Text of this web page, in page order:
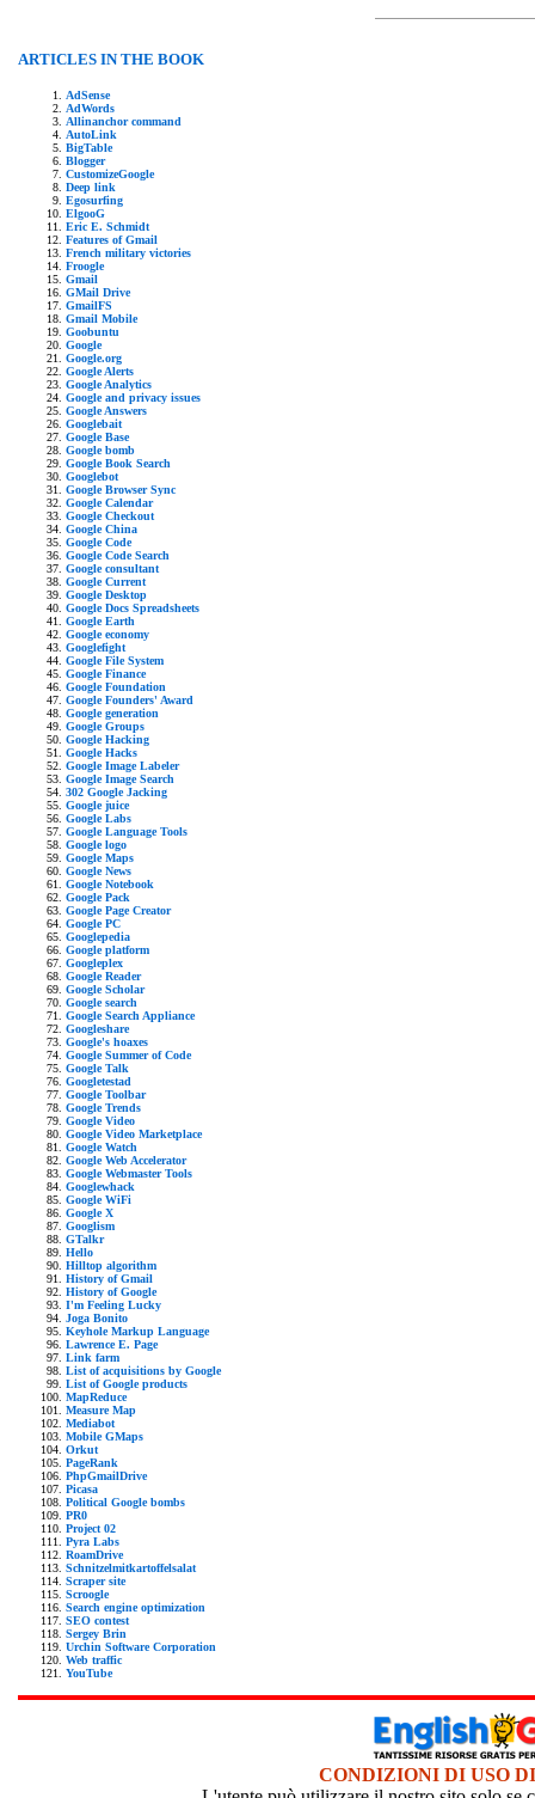
ARTICLES IN THE BOOK
AdSense
AdWords
Allinanchor command
AutoLink
BigTable
Blogger
CustomizeGoogle
Deep link
Egosurfing
ElgooG
Eric E. Schmidt
Features of Gmail
French military victories
Froogle
Gmail
GMail Drive
GmailFS
Gmail Mobile
Goobuntu
Google
Google.org
Google Alerts
Google Analytics
Google and privacy issues
Google Answers
Googlebait
Google Base
Google bomb
Google Book Search
Googlebot
Google Browser Sync
Google Calendar
Google Checkout
Google China
Google Code
Google Code Search
Google consultant
Google Current
Google Desktop
Google Docs Spreadsheets
Google Earth
Google economy
Googlefight
Google File System
Google Finance
Google Foundation
Google Founders' Award
Google generation
Google Groups
Google Hacking
Google Hacks
Google Image Labeler
Google Image Search
302 Google Jacking
Google juice
Google Labs
Google Language Tools
Google logo
Google Maps
Google News
Google Notebook
Google Pack
Google Page Creator
Google PC
Googlepedia
Google platform
Googleplex
Google Reader
Google Scholar
Google search
Google Search Appliance
Googleshare
Google's hoaxes
Google Summer of Code
Google Talk
Googletestad
Google Toolbar
Google Trends
Google Video
Google Video Marketplace
Google Watch
Google Web Accelerator
Google Webmaster Tools
Googlewhack
Google WiFi
Google X
Googlism
GTalkr
Hello
Hilltop algorithm
History of Gmail
History of Google
I'm Feeling Lucky
Joga Bonito
Keyhole Markup Language
Lawrence E. Page
Link farm
List of acquisitions by Google
List of Google products
MapReduce
Measure Map
Mediabot
Mobile GMaps
Orkut
PageRank
PhpGmailDrive
Picasa
Political Google bombs
PR0
Project 02
Pyra Labs
RoamDrive
Schnitzelmitkartoffelsalat
Scraper site
Scroogle
Search engine optimization
SEO contest
Sergey Brin
Urchin Software Corporation
Web traffic
YouTube
CONDIZIONI DI USO